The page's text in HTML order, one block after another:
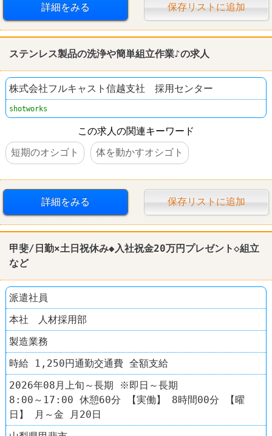
詳細をみる 保存リストに追加
ステンレス製品の洗浄や簡単組立作業♪の求人
株式会社フルキャスト信越支社 採用センター
shotworks
この求人の関連キーワード
短期のオシゴト
体を動かすオシゴト
詳細をみる 保存リストに追加
甲斐/日勤×土日祝休み◆入社祝金20万円プレゼント◇組立
など
派遣社員
本社 人材採用部
製造業務
時給 1,250円通勤交通費 全額支給
2026年08月上旬～長期 ※即日～長期
8:00～17:00 休憩60分 【実働】 8時間00分 【曜
日】 月～金 月20日